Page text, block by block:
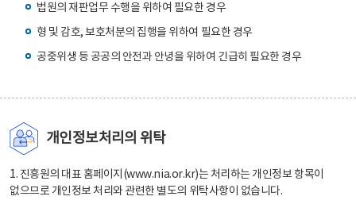
법원의 재판업무 수행을 위하여 필요한 경우
형 및 감호, 보호처분의 집행을 위하여 필요한 경우
공중위생 등 공공의 안전과 안녕을 위하여 긴급히 필요한 경우
개인정보처리의 위탁
1. 진흥원의 대표 홈페이지(www.nia.or.kr)는 처리하는 개인정보 항목이
없으므로 개인정보 처리와 관련한 별도의 위탁사항이 없습니다.